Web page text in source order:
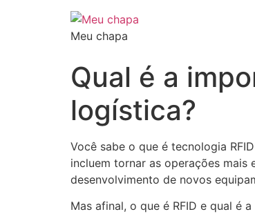
Meu chapa
Qual é a
logística?
Você sabe o que é tecnologia
incluem tornar as operações mais
desenvolvimento de novos
Mas afinal, o que é RFID e qual é